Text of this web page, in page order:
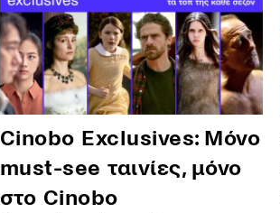
Cinobo Exclusives: Μόνο
must-see ταινίες, μόνο
στο Cinobo